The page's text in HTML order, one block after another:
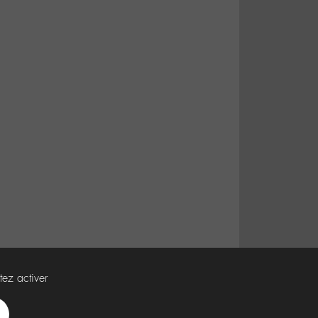
activer